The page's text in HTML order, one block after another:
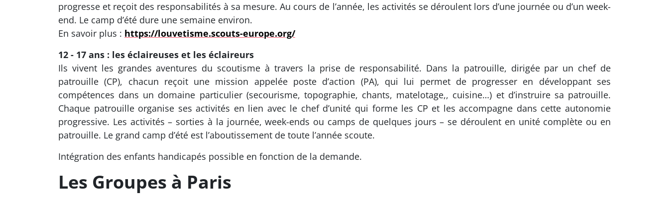
progresse et reçoit des responsabilités à sa mesure. Au cours de l’année, les activités se déroulent lors d’une journée ou d’un week-
end. Le camp d’été dure une semaine environ.
En savoir plus : https://louvetisme.scouts-europe.org/
12 - 17 ans : les éclaireuses et les éclaireurs
Ils vivent les grandes aventures du scoutisme à travers la prise de responsabilité. Dans la patrouille, dirigée par un chef de
patrouille (CP), chacun reçoit une mission appelée poste d’action (PA), qui lui permet de progresser en développant ses
compétences dans un domaine particulier (secourisme, topographie, chants, matelotage,, cuisine…) et d’instruire sa patrouille.
Chaque patrouille organise ses activités en lien avec le chef d’unité qui forme les CP et les accompagne dans cette autonomie
progressive. Les activités – sorties à la journée, week-ends ou camps de quelques jours – se déroulent en unité complète ou en
patrouille. Le grand camp d’été est l’aboutissement de toute l’année scoute.
Intégration des enfants handicapés possible en fonction de la demande.
Les Groupes à Paris